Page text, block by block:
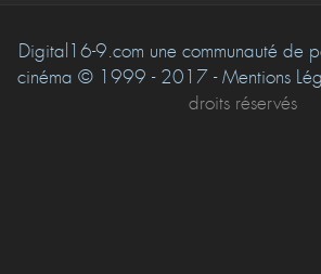
Digital16-9.com une communauté de
cinéma © 1999 - 2017 - Mentions
droits réservés